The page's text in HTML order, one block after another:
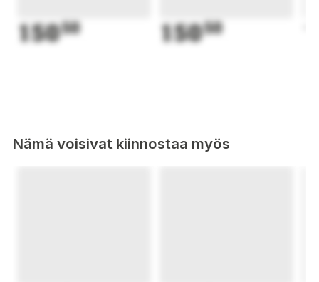
15050 15050
Nämä voisivat kiinnostaa myös